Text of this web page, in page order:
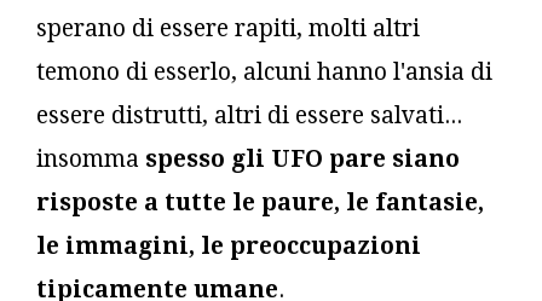
sperano di essere rapiti, molti altri
temono di esserlo, alcuni hanno l'ansia di
essere distrutti, altri di essere salvati...
insomma spesso gli UFO pare siano
risposte a tutte le paure, le fantasie,
le immagini, le preoccupazioni
tipicamente umane.